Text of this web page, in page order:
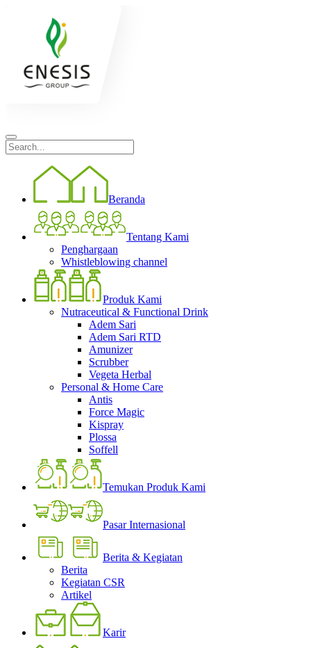
Beranda
Tentang Kami
Penghargaan
Whistleblowing channel
Produk Kami
Nutraceutical & Functional Drink
Adem Sari
Adem Sari RTD
Amunizer
Scrubber
Vegeta Herbal
Personal & Home Care
Antis
Force Magic
Kispray
Plossa
Soffell
Temukan Produk Kami
Pasar Internasional
Berita & Kegiatan
Berita
Kegiatan CSR
Artikel
Karir